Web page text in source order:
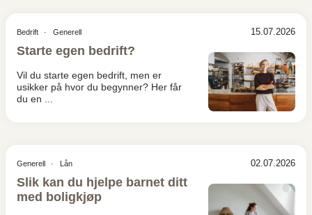
Bedrift Generell 15.07.2026
Starte egen bedrift?
Vil du starte egen bedrift, men er
usikker på hvor du begynner? Her får
du en ...
Generell Lån 02.07.2026
Slik kan du hjelpe barnet ditt
med boligkjøp